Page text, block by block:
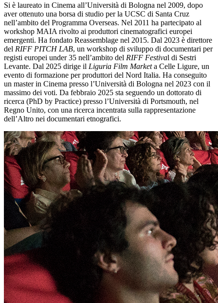
Si è laureato in Cinema all’Università di Bologna nel 2009, dopo
aver ottenuto una borsa di studio per la UCSC di Santa Cruz
nell’ambito del Programma Overseas. Nel 2011 ha partecipato al
workshop MAIA rivolto ai produttori cinematografici europei
emergenti. Ha fondato Reassemblage nel 2015. Dal 2023 è direttore
del RIFF PITCH LAB, un workshop di sviluppo di documentari per
registi europei under 35 nell’ambito del RIFF Festival di Sestri
Levante. Dal 2025 dirige il Liguria Film Marketa Celle Ligure, un
evento di formazione per produttori del Nord Italia. Ha conseguito
un master in Cinema presso l’Università di Bologna nel 2023 con il
massimo dei voti. Da febbraio 2025 sta seguendo un dottorato di
ricerca (PhD by Practice) presso l’Università di Portsmouth, nel
Regno Unito, con una ricerca incentrata sulla rappresentazione
dell’Altro nei documentari etnografici.